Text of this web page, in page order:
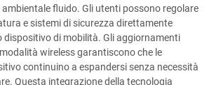
fluido. Gli utenti possono regolare
e sistemi di sicurezza direttamente
dispositivo di mobilità. Gli aggiornamenti
wireless garantiscono che le
continuino a espandersi senza necessità
Questa integrazione della tecnologia